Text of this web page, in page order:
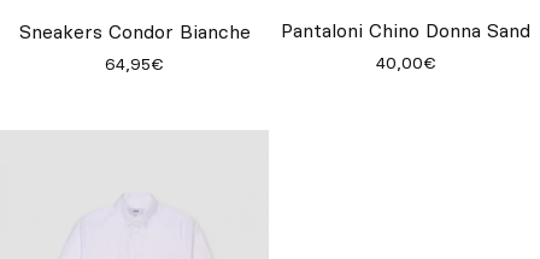
Sneakers Condor Bianche
64,95€
Pantaloni Chino Donna Sand
40,00€